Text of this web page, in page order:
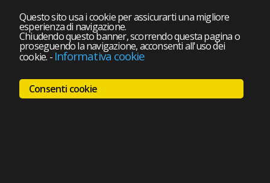
Questo sito usa i cookie per assicurarti una migliore
esperienza di navigazione.
Chiudendo questo banner, scorrendo questa pagina o
proseguendo la navigazione, acconsenti all'uso dei
cookie. - Informativa cookie
Consenti cookie